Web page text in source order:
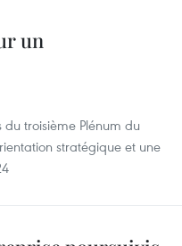
un
troisième Plénum du
stratégique et une